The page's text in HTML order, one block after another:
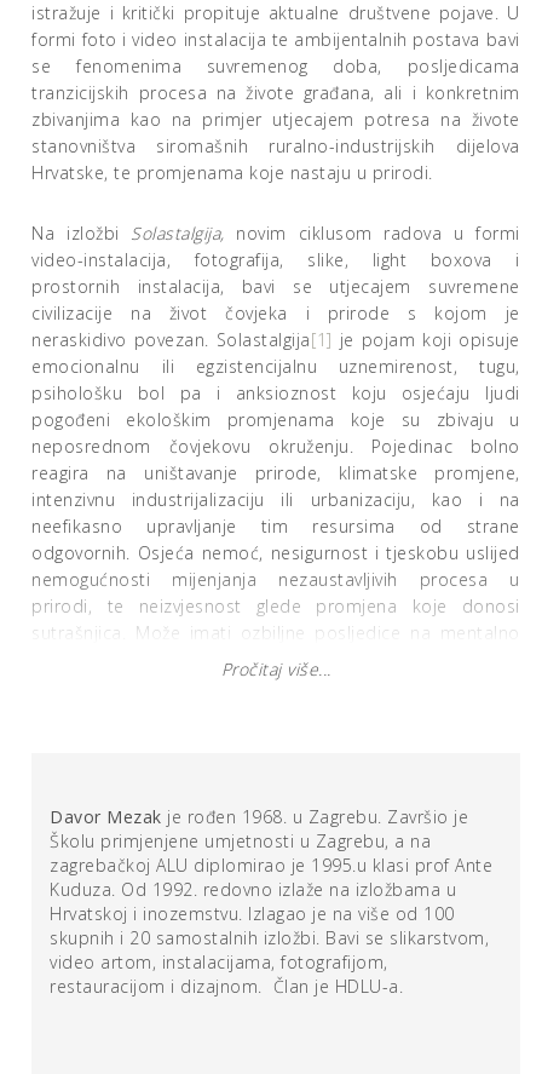
istražuje i kritički propituje aktualne društvene pojave. U
formi foto i video instalacija te ambijentalnih postava bavi
se fenomenima suvremenog doba, posljedicama
tranzicijskih procesa na živote građana, ali i konkretnim
zbivanjima kao na primjer utjecajem potresa na živote
stanovništva siromašnih ruralno-industrijskih dijelova
Hrvatske, te promjenama koje nastaju u prirodi.
Na izložbi Solastalgija, novim ciklusom radova u formi
video-instalacija, fotografija, slike, light boxova i
prostornih instalacija, bavi se utjecajem suvremene
civilizacije na život čovjeka i prirode s kojom je
neraskidivo povezan. Solastalgija[1] je pojam koji opisuje
emocionalnu ili egzistencijalnu uznemirenost, tugu,
psihološku bol pa i anksioznost koju osjećaju ljudi
pogođeni ekološkim promjenama koje su zbivaju u
neposrednom čovjekovu okruženju. Pojedinac bolno
reagira na uništavanje prirode, klimatske promjene,
intenzivnu industrijalizaciju ili urbanizaciju, kao i na
neefikasno upravljanje tim resursima od strane
odgovornih. Osjeća nemoć, nesigurnost i tjeskobu uslijed
nemogućnosti mijenjanja nezaustavljivih procesa u
prirodi, te neizvjesnost glede promjena koje donosi
sutrašnjica. Može imati ozbiljne posljedice na mentalno
zdravlje ljudi koji su snažno povezani sa svojim okolišem.
koje je nastupilo nakon 11 700 godina dugog razdoblja
holocena. Karakterizira ga dominacija ljudskog utjecaja na
prirodne procese. Klima na Zemlji se mijenjala tijekom
povijesti, ali trenutačno zagrijavanje događa se brzinom
koja nije viđena u posljednjih 10.000 godina. Štetan
utjecaj je vidljiv u znanstveno utemeljenim činjenicama
dobivenim promatranjem i istraživanjem pojava u prirodi:
Pročitaj više...
Davor Mezak je rođen 1968. u Zagrebu. Završio je
Školu primjenjene umjetnosti u Zagrebu, a na
zagrebačkoj ALU diplomirao je 1995.u klasi prof Ante
Kuduza. Od 1992. redovno izlaže na izložbama u
Hrvatskoj i inozemstvu. Izlagao je na više od 100
skupnih i 20 samostalnih izložbi. Bavi se slikarstvom,
video artom, instalacijama, fotografijom,
restauracijom i dizajnom. Član je HDLU-a.